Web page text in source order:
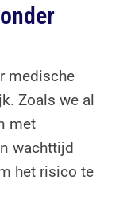
medische
Zoals we al
met
wachttijd
het risico te